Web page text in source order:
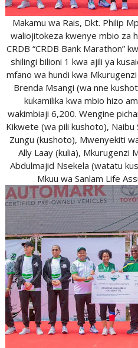
Makamu wa Rais, Dkt. Philip
waliojitokeza kwenye mbio za
CRDB “CRDB Bank Marathon”
shilingi bilioni 1 kwa ajili ya
mfano wa hundi kwa
Brenda Msangi (wa nne
kukamilika kwa mbio hizo
wakimbiaji 6,200. Wengine
Kikwete (wa pili kushoto), Naibu
Zungu (kushoto), Mwenyekiti
Ally Laay (kulia), Mkurugenzi
Abdulmajid Nsekela (watatu
Mkuu wa Sanlam Life